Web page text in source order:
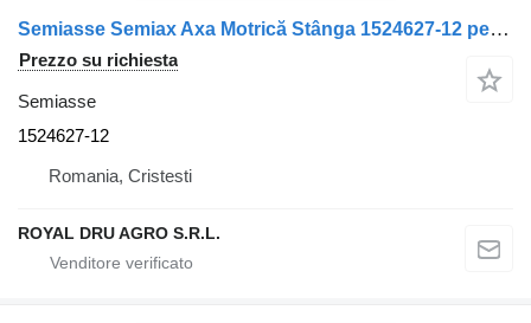
Semiasse Semiax Axa Motrică Stânga 1524627-12 per camion Volvo 1524627.12
Prezzo su richiesta
Semiasse
1524627-12
Romania, Cristesti
ROYAL DRU AGRO S.R.L.